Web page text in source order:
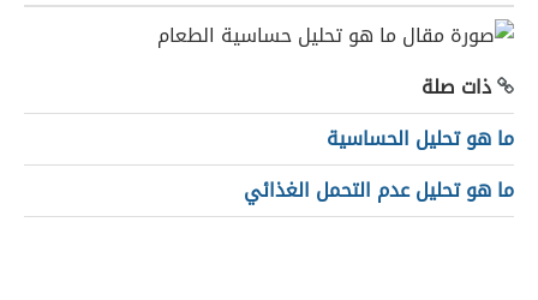
ذات صلة
ما هو تحليل الحساسية
ما هو تحليل عدم التحمل الغذائي